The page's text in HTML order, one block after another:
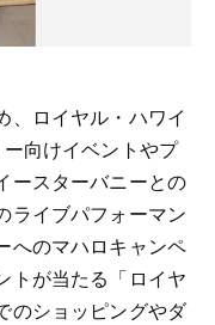
、ロイヤル・ハワイ
向けイベントやプ
ースターバニーとの
ライブパフォーマン
へのマハロキャンペ
トが当たる「ロイヤ
のショッピングやダ